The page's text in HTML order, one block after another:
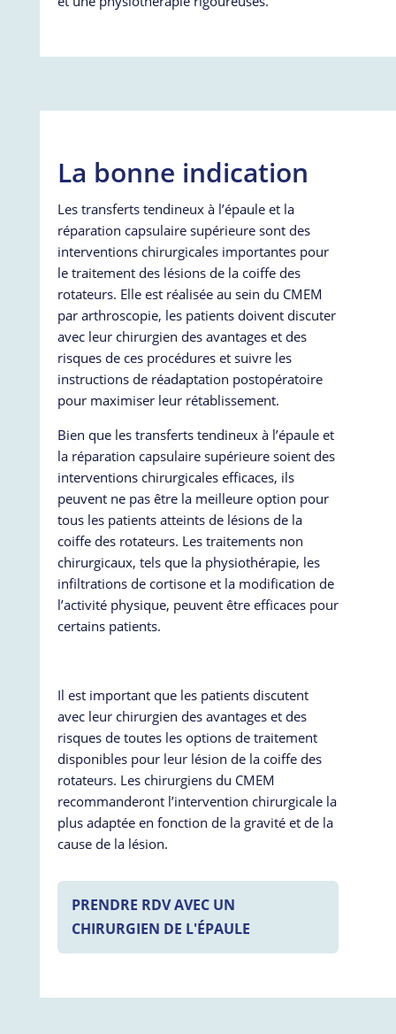
La bonne indication
Les transferts tendineux à l’épaule et la
réparation capsulaire supérieure sont des
interventions chirurgicales importantes pour
le traitement des lésions de la coiffe des
rotateurs. Elle est réalisée au sein du CMEM
par arthroscopie, les patients doivent discuter
avec leur chirurgien des avantages et des
risques de ces procédures et suivre les
instructions de réadaptation postopératoire
pour maximiser leur rétablissement.
Bien que les transferts tendineux à l’épaule et
la réparation capsulaire supérieure soient des
interventions chirurgicales efficaces, ils
peuvent ne pas être la meilleure option pour
tous les patients atteints de lésions de la
coiffe des rotateurs. Les traitements non
chirurgicaux, tels que la physiothérapie, les
infiltrations de cortisone et la modification de
l’activité physique, peuvent être efficaces pour
certains patients.
Il est important que les patients discutent
avec leur chirurgien des avantages et des
risques de toutes les options de traitement
disponibles pour leur lésion de la coiffe des
rotateurs. Les chirurgiens du CMEM
recommanderont l’intervention chirurgicale la
plus adaptée en fonction de la gravité et de la
cause de la lésion.
PRENDRE RDV AVEC UN
CHIRURGIEN DE L'ÉPAULE